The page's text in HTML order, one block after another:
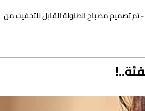
2000 مللي أمبير] - تم تصميم مصباح الطاولة القابل للتخفيت من